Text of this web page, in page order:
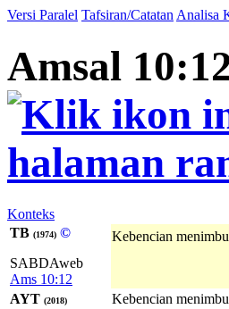
Versi Paralel Tafsiran/Catatan Analisa
Amsal
Konteks
TB (1974) ©
SABDAweb
Ams 10:12
Kebencian
AYT (2018)
Kebencian